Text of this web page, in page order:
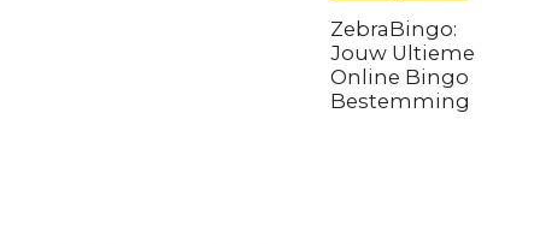
ZebraBingo:
Jouw Ultieme
Online Bingo
Bestemming